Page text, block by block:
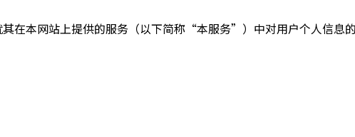
在本网站上提供的服务（以下简称“本服务”）中对用户个人信息